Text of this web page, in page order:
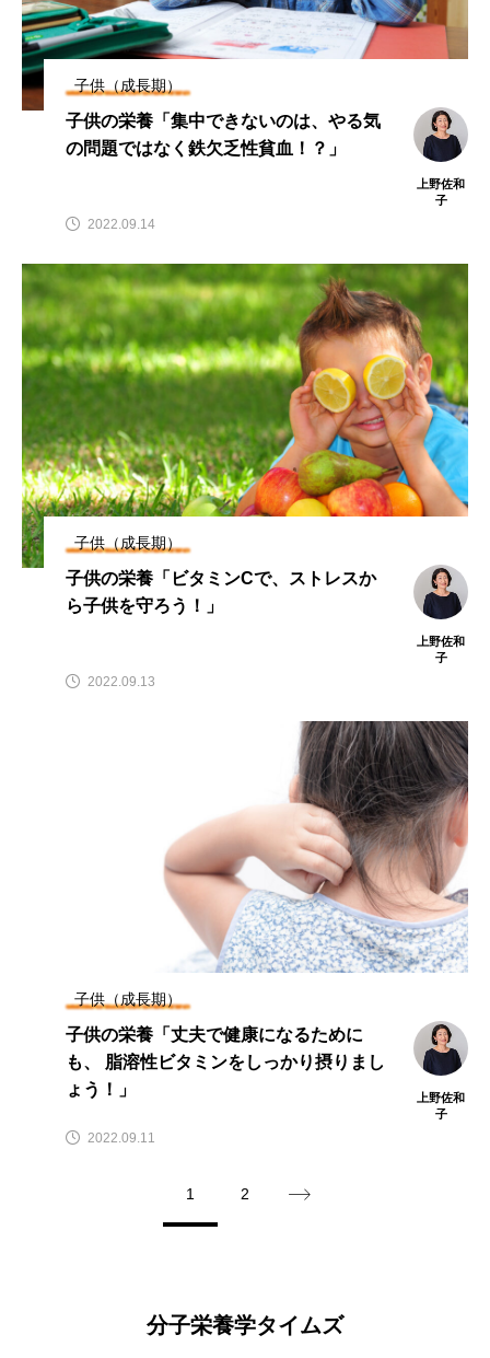
子供（成長期）
子供の栄養「集中できないのは、やる気
の問題ではなく鉄欠乏性貧血！？」
上野佐和
子
2022.09.14
子供（成長期）
子供の栄養「ビタミンCで、ストレスか
ら子供を守ろう！」
上野佐和
子
2022.09.13
子供（成長期）
子供の栄養「丈夫で健康になるために
も、 脂溶性ビタミンをしっかり摂りまし
ょう！」
上野佐和
子
2022.09.11
1 2
分子栄養学タイムズ